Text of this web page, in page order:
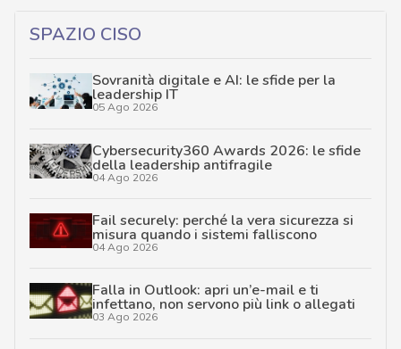
SPAZIO CISO
Sovranità digitale e AI: le sfide per la
leadership IT
05 Ago 2026
Cybersecurity360 Awards 2026: le sfide
della leadership antifragile
04 Ago 2026
Fail securely: perché la vera sicurezza si
misura quando i sistemi falliscono
04 Ago 2026
Falla in Outlook: apri un’e-mail e ti
infettano, non servono più link o allegati
03 Ago 2026